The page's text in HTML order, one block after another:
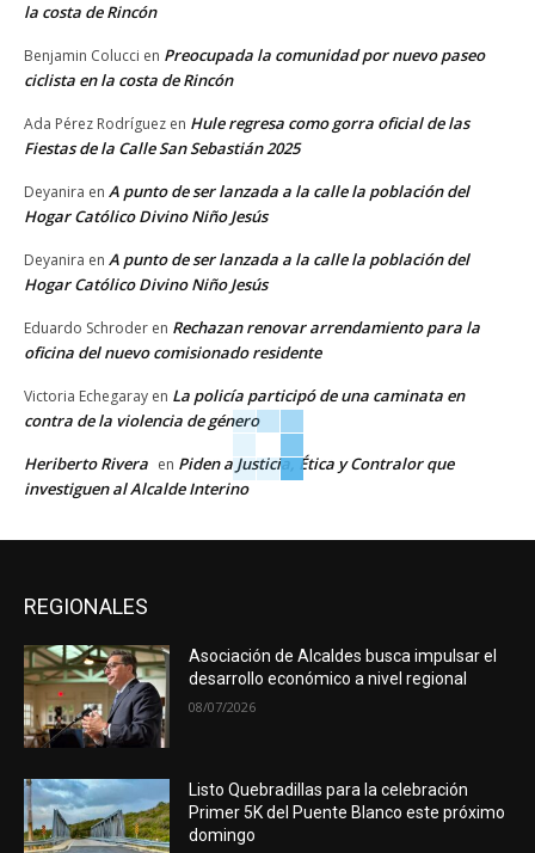
la costa de Rincón
Benjamin Colucci en Preocupada la comunidad por nuevo paseo
ciclista en la costa de Rincón
Ada Pérez Rodríguez en Hule regresa como gorra oficial de las
Fiestas de la Calle San Sebastián 2025
Deyanira en A punto de ser lanzada a la calle la población del
Hogar Católico Divino Niño Jesús
Deyanira en A punto de ser lanzada a la calle la población del
Hogar Católico Divino Niño Jesús
Eduardo Schroder en Rechazan renovar arrendamiento para la
oficina del nuevo comisionado residente
Victoria Echegaray en La policía participó de una caminata en
contra de la violencia de género
Heriberto Rivera en Piden a Justicia, Ética y Contralor que
investiguen al Alcalde Interino
REGIONALES
Asociación de Alcaldes busca impulsar el
desarrollo económico a nivel regional
08/07/2026
Listo Quebradillas para la celebración
Primer 5K del Puente Blanco este próximo
domingo